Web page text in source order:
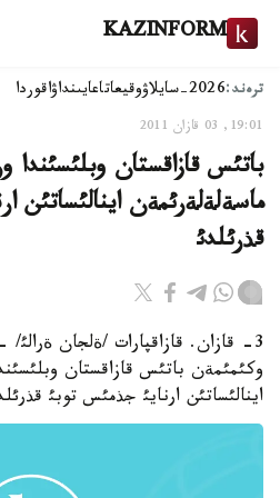
KAZINFORM
ترەند:2026-سايلاۋ وقيعاتاعايىنداۋاقوردا
19:01, 03 قازان 2011
باتئس قازاقستان وبلئسئندا
ماسةلةلةرئمةن اينالئساتئن
قذرئلدئ
3- قازان. قازاقپارات /ةلجان
وكئمئمةن باتئس قازاقستان
اينالئساتئن ارنايئ جذمئس توبئ